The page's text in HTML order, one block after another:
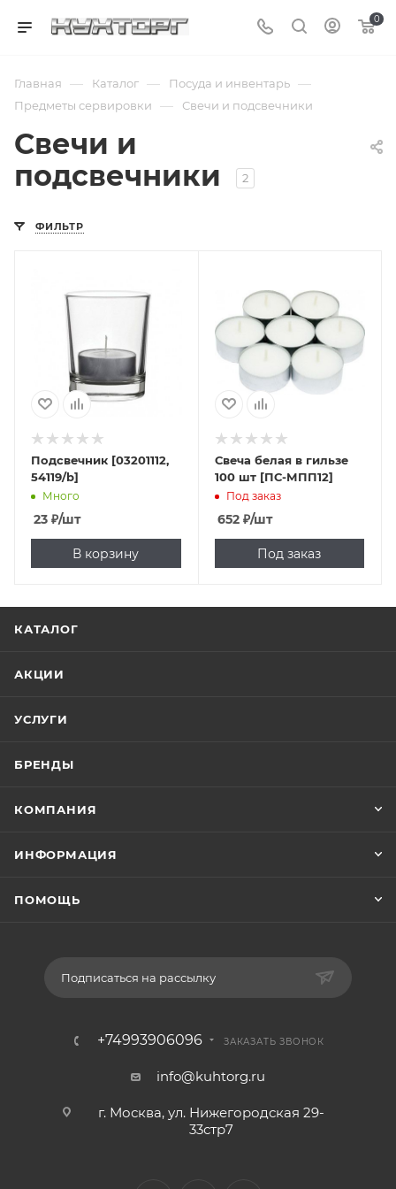
0
Главная — Каталог — Посуда и инвентарь —
Предметы сервировки — Свечи и подсвечники
Свечи и
подсвечники
2
ФИЛЬТР
Подсвечник [03201112,
54119/b]
Много
23 ₽/шт
В корзину
Свеча белая в гильзе
100 шт [ПС-МПП12]
Под заказ
652₽/шт
Под заказ
КАТАЛОГ
АКЦИИ
УСЛУГИ
БРЕНДЫ
КОМПАНИЯ
ИНФОРМАЦИЯ
ПОМОЩЬ
Подписаться на рассылку
+74993906096 ЗАКАЗАТЬ ЗВОНОК
info@kuhtorg.ru
г. Москва, ул. Нижегородская 29-
33стр7